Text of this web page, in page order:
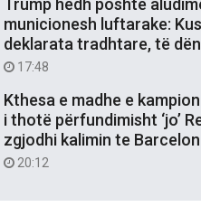
municionesh luftarake:
deklarata tradhtare, të
17:48
Kthesa e madhe e
i thotë përfundimisht ‘jo’
zgjodhi kalimin te
20:12